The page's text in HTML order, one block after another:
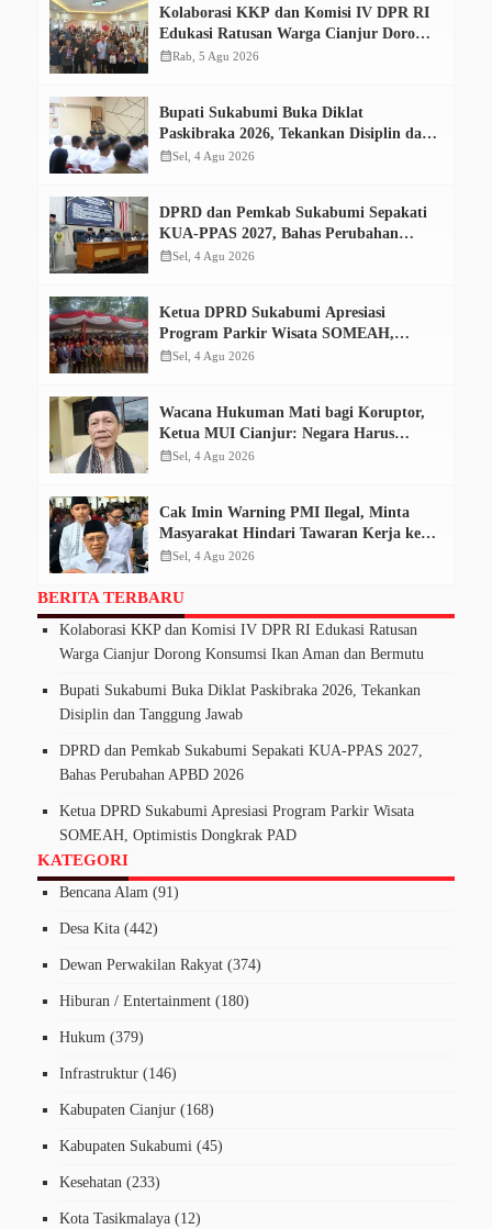
Kolaborasi KKP dan Komisi IV DPR RI
Edukasi Ratusan Warga Cianjur Dorong
Konsumsi Ikan Aman dan Bermutu
calendar_monthRab, 5 Agu 2026
Bupati Sukabumi Buka Diklat
Paskibraka 2026, Tekankan Disiplin dan
Tanggung Jawab
calendar_monthSel, 4 Agu 2026
DPRD dan Pemkab Sukabumi Sepakati
KUA-PPAS 2027, Bahas Perubahan
APBD 2026
calendar_monthSel, 4 Agu 2026
Ketua DPRD Sukabumi Apresiasi
Program Parkir Wisata SOMEAH,
Optimistis Dongkrak PAD
calendar_monthSel, 4 Agu 2026
Wacana Hukuman Mati bagi Koruptor,
Ketua MUI Cianjur: Negara Harus
Tempuh Jalur Konstitusi
calendar_monthSel, 4 Agu 2026
Cak Imin Warning PMI Ilegal, Minta
Masyarakat Hindari Tawaran Kerja ke
Kamboja
calendar_monthSel, 4 Agu 2026
BERITA TERBARU
Kolaborasi KKP dan Komisi IV DPR RI Edukasi Ratusan
Warga Cianjur Dorong Konsumsi Ikan Aman dan Bermutu
Bupati Sukabumi Buka Diklat Paskibraka 2026, Tekankan
Disiplin dan Tanggung Jawab
DPRD dan Pemkab Sukabumi Sepakati KUA-PPAS 2027,
Bahas Perubahan APBD 2026
Ketua DPRD Sukabumi Apresiasi Program Parkir Wisata
SOMEAH, Optimistis Dongkrak PAD
KATEGORI
Bencana Alam (91)
Desa Kita (442)
Dewan Perwakilan Rakyat (374)
Hiburan / Entertainment (180)
Hukum (379)
Infrastruktur (146)
Kabupaten Cianjur (168)
Kabupaten Sukabumi (45)
Kesehatan (233)
Kota Tasikmalaya (12)